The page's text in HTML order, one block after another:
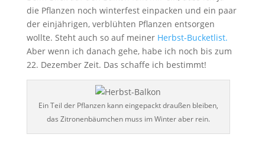
die Pflanzen noch winterfest einpacken und ein paar
der einjährigen, verblühten Pflanzen entsorgen
wollte. Steht auch so auf meiner Herbst-Bucketlist.
Aber wenn ich danach gehe, habe ich noch bis zum
22. Dezember Zeit. Das schaffe ich bestimmt!
Ein Teil der Pflanzen kann eingepackt draußen bleiben,
das Zitronenbäumchen muss im Winter aber rein.